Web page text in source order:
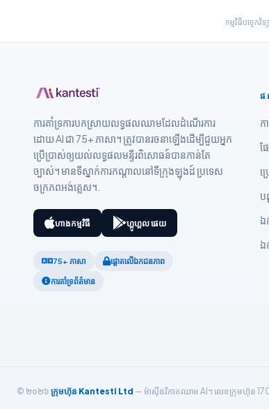
កម្មវិធីបច្ចេកវិ
ការគាំទ្រការបកស្រាយលទ្ធផលឈាមដែលដំណើរការ
ដោយ AI ជា 75+ ភាសា។ ត្រូវបានរចនាឡើងដើម្បីជួយអ្នក
ប្រើប្រាស់ឲ្យយល់លទ្ធផលមន្ទីរពិសោធន៍បានកាន់តែ
ច្បាស់។ មានទីស្នាក់ការកណ្តាលនៅទីក្រុងឡុងដ៍ ប្រទេស
ចក្រភពអង់គ្លេស។.
ហាងកម្មវិធី ហ្គូហ្គល ផេយ
75+ ភាសា ផ្តោតលើឯកជនភាព
ការគាំទ្រព័ត៌មាន
ផ
ក
ផ
ប្
ប
ឯ
ឯ
© ២០២៦ ក្រុមហ៊ុន Kantesti Ltd — ម៉ាស៊ីនវិភាគឈាម AI។ លេខក្រុមហ៊ុនالعربية
Ελληνικά
Türkçe
Română
فارسی
Български
Dansk